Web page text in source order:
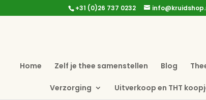
+31 (0)26 737 0232
Home Zelf je thee samenstellen Blog
Verzorging Uitverkoop en THT